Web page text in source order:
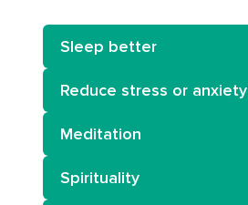
Sleep better
Reduce stress or anxiety
Meditation
Spirituality